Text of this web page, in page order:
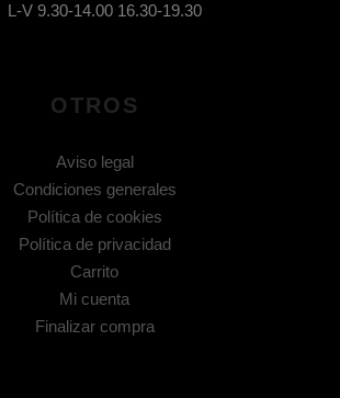
L-V 9.30-14.00 16.30-19.30
OTROS
Aviso legal
Condiciones generales
Política de cookies
Política de privacidad
Carrito
Mi cuenta
Finalizar compra